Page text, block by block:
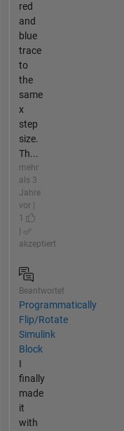
red
and
blue
trace
to
the
same
x
step
size.
Th...
mehr
als 3
Jahre
vor |
1
akzeptiert
Beantwortet
Programmatically
Flip/Rotate
Simulink
Block
I
finally
made
it
with